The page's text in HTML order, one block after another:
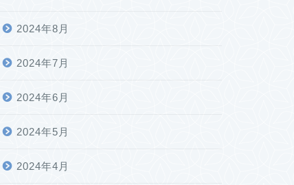
2024年8月
2024年7月
2024年6月
2024年5月
2024年4月